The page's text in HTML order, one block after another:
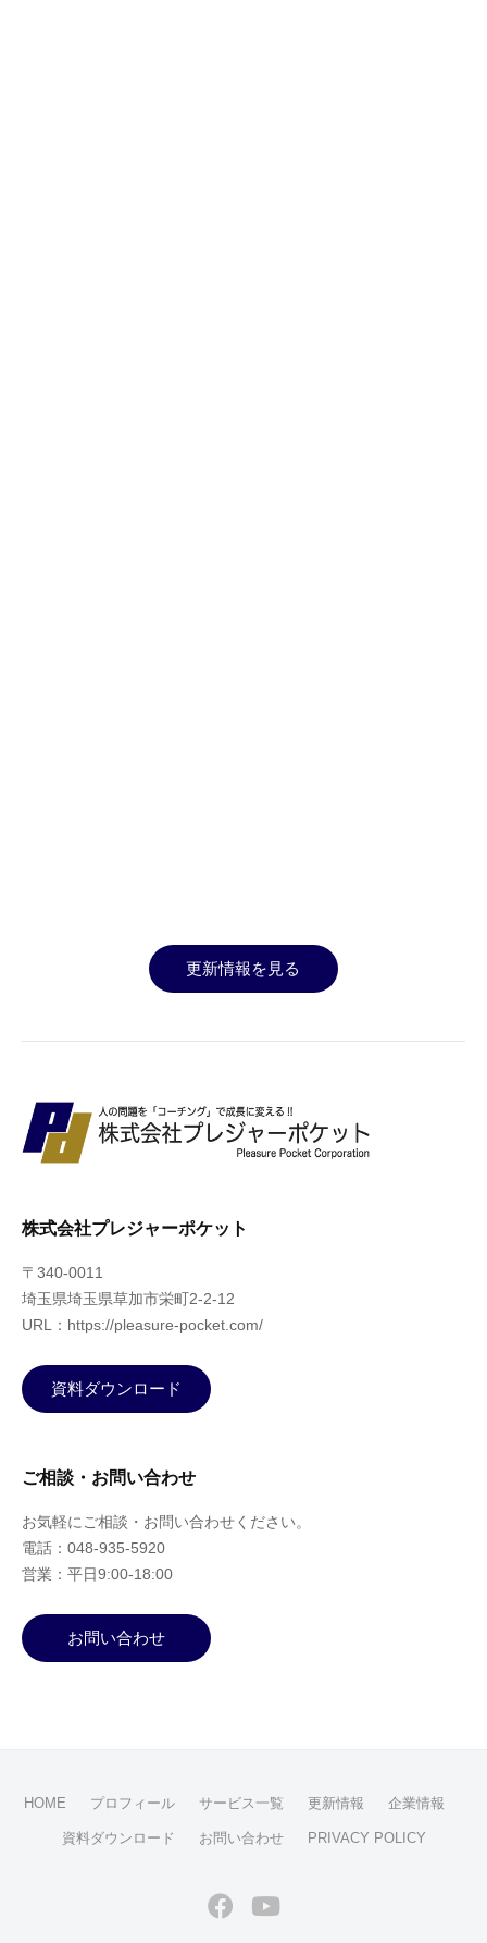
更新情報を見る
株式会社プレジャーポケット
〒340-0011
埼玉県埼玉県草加市栄町2-2-12
URL：https://pleasure-pocket.com/
資料ダウンロード
ご相談・お問い合わせ
お気軽にご相談・お問い合わせください。
電話：048-935-5920
営業：平日9:00-18:00
お問い合わせ
HOME プロフィール サービス一覧 更新情報 企業情報
資料ダウンロード お問い合わせ PRIVACY POLICY
FacebookYouTube